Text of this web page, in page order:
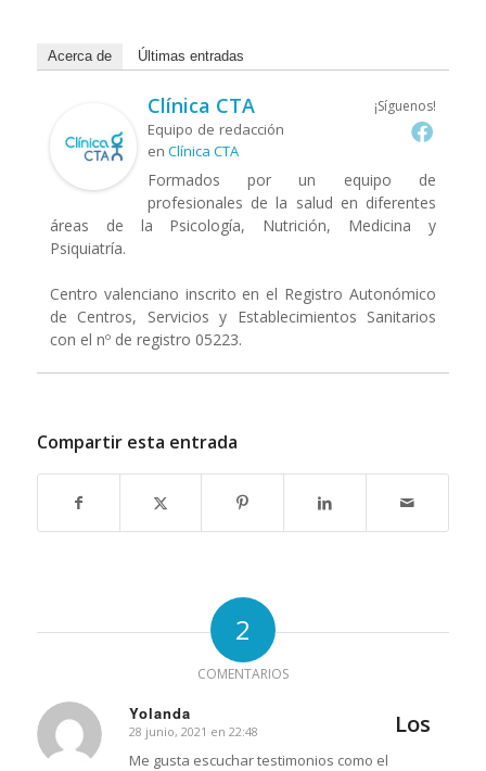
Acerca de Últimas entradas
¡Síguenos!
Clínica CTA
Equipo de redacción
en Clínica CTA
Formados por un equipo de
profesionales de la salud en diferentes
áreas de la Psicología, Nutrición, Medicina y
Psiquiatría.
Centro valenciano inscrito en el Registro Autonómico
de Centros, Servicios y Establecimientos Sanitarios
con el nº de registro 05223.
Compartir esta entrada
2
COMENTARIOS
Yolanda
Dice:
28 junio, 2021 en 22:48
Me gusta escuchar testimonios como el
Los